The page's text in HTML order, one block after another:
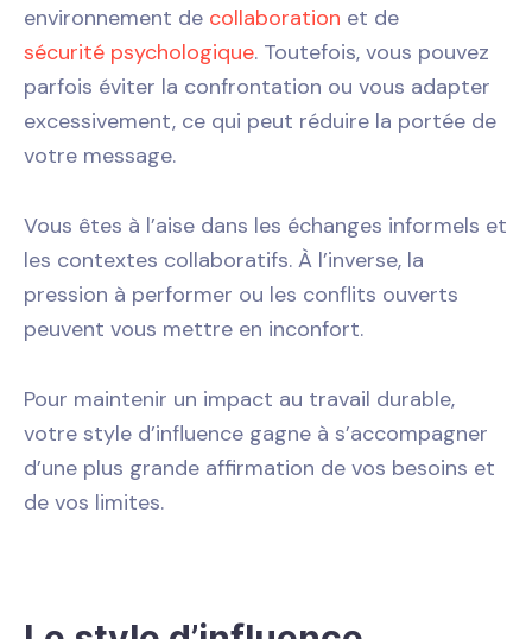
environnement de collaboration et de
sécurité psychologique. Toutefois, vous pouvez
parfois éviter la confrontation ou vous adapter
excessivement, ce qui peut réduire la portée de
votre message.
Vous êtes à l’aise dans les échanges informels et
les contextes collaboratifs. À l’inverse, la
pression à performer ou les conflits ouverts
peuvent vous mettre en inconfort.
Pour maintenir un impact au travail durable,
votre style d’influence gagne à s’accompagner
d’une plus grande affirmation de vos besoins et
de vos limites.